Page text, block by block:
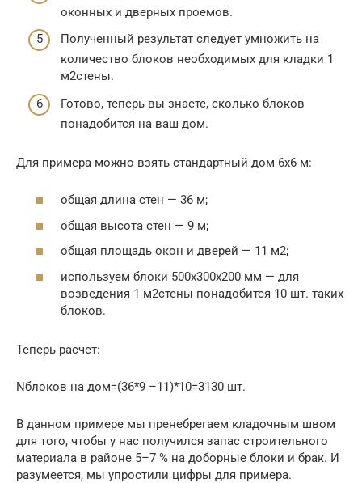
оконных и дверных проемов.
Полученный результат следует умножить на
количество блоков необходимых для кладки 1
м2стены.
Готово, теперь вы знаете, сколько блоков
понадобится на ваш дом.
Для примера можно взять стандартный дом 6х6 м:
общая длина стен — 36 м;
общая высота стен — 9 м;
общая площадь окон и дверей — 11 м2;
используем блоки 500х300х200 мм — для
возведения 1 м2стены понадобится 10 шт. таких
блоков.
Теперь расчет:
Nблоков на дом=(36*9 –11)*10=3130 шт.
В данном примере мы пренебрегаем кладочным швом
для того, чтобы у нас получился запас строительного
материала в районе 5–7 % на доборные блоки и брак. И
разумеется, мы упростили цифры для примера.